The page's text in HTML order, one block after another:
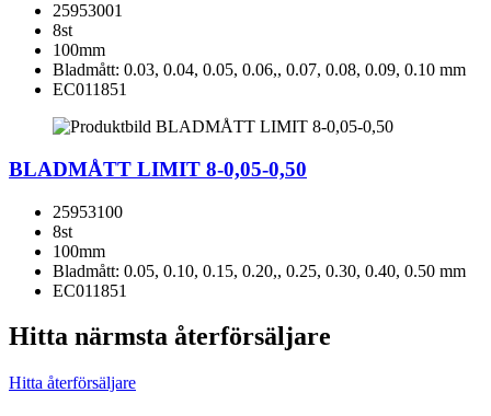
25953001
8st
100mm
Bladmått: 0.03, 0.04, 0.05, 0.06,, 0.07, 0.08, 0.09, 0.10 mm
EC011851
BLADMÅTT LIMIT 8-0,05-0,50
25953100
8st
100mm
Bladmått: 0.05, 0.10, 0.15, 0.20,, 0.25, 0.30, 0.40, 0.50 mm
EC011851
Hitta närmsta återförsäljare
Hitta återförsäljare